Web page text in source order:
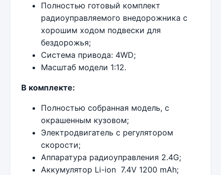
Полностью готовый комплект
радиоуправляемого внедорожника с
хорошим ходом подвески для
бездорожья;
Система привода: 4WD;
Масштаб модели 1:12.
В комплекте:
Полностью собранная модель, с
окрашенным кузовом;
Электродвигатель с регулятором
скорости;
Аппаратура радиоуправления 2.4G;
Аккумулятор Li-ion 7.4V 1200 mAh;